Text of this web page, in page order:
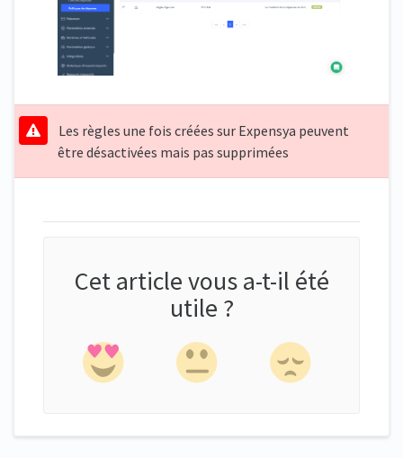
Les règles une fois créées sur Expensya peuvent
être désactivées mais pas supprimées
Cet article vous a-t-il été
utile ?